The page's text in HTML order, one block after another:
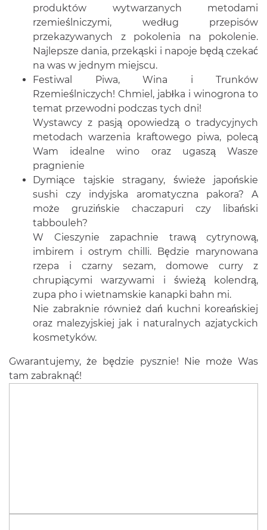
produktów wytwarzanych metodami
rzemieślniczymi, według przepisów
przekazywanych z pokolenia na pokolenie.
Najlepsze dania, przekąski i napoje będą czekać
na was w jednym miejscu.
Festiwal Piwa, Wina i Trunków
Rzemieślniczych! Chmiel, jabłka i winogrona to
temat przewodni podczas tych dni!
Wystawcy z pasją opowiedzą o tradycyjnych
metodach warzenia kraftowego piwa, polecą
Wam idealne wino oraz ugaszą Wasze
pragnienie
Dymiące tajskie stragany, świeże japońskie
sushi czy indyjska aromatyczna pakora? A
może gruzińskie chaczapuri czy libański
tabbouleh?
W Cieszynie zapachnie trawą cytrynową,
imbirem i ostrym chilli. Będzie marynowana
rzepa i czarny sezam, domowe curry z
chrupiącymi warzywami i świeżą kolendrą,
zupa pho i wietnamskie kanapki bahn mi.
Nie zabraknie również dań kuchni koreańskiej
oraz malezyjskiej jak i naturalnych azjatyckich
kosmetyków.
Gwarantujemy, że będzie pysznie! Nie może Was
tam zabraknąć!